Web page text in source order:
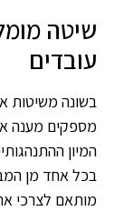
שיטה
עובדים
בשונה משיטות
מספקים מענה
המיון
בכל אחד מן
מותאם לצרכי